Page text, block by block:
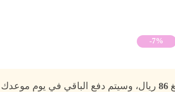
-7%
86 ريال، وسيتم دفع الباقي في يوم